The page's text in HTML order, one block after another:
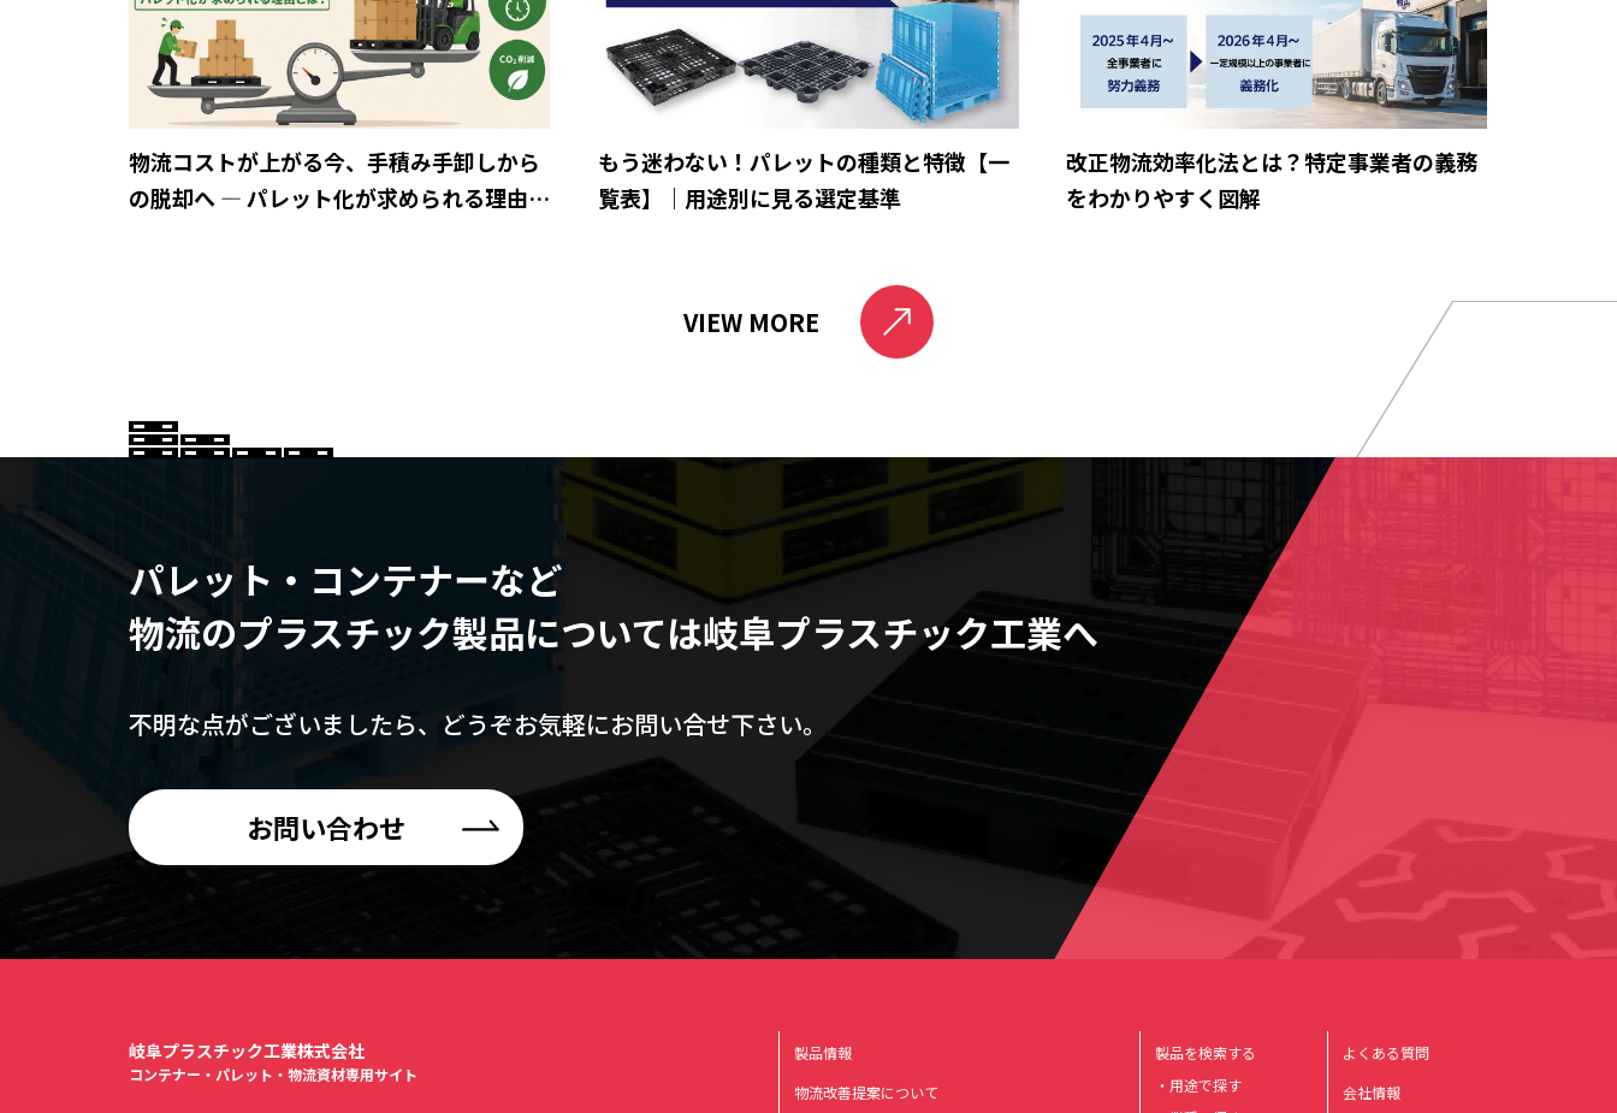
物流コストが上がる今、手積み手卸しから
の脱却へ ― パレット化が求められる理由と
もう迷わない！パレットの種類と特徴【一
覧表】｜用途別に見る選定基準
改正物流効率化法とは？特定事業者の義務
をわかりやすく図解
VIEW MORE
パレット・コンテナーなど
物流のプラスチック製品については岐阜プラスチック工業へ
不明な点がございましたら、 どうぞお気軽にお問い合せ下さい。
お問い合わせ
製品情報
物流改善提案について
製品を検索する
・用途で探す
よくある質問
会社情報
岐阜プラスチック工業株式会社
コンテナー・パレット・物流資材専用サイト